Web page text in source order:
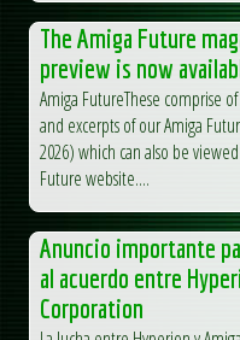
The Amiga Future
preview is now
Amiga FutureThese comprise
and excerpts of our Amiga
2026) which can also be
Future website....
Anuncio importante
al acuerdo entre
Corporation